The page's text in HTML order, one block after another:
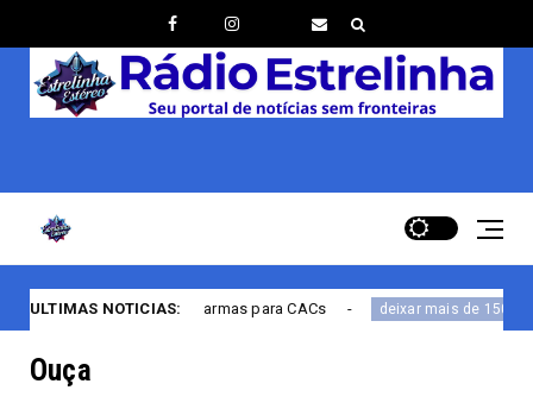
ULTIMAS NOTICIAS:
de armas para CACs deixar mais de 150 mortos Médicos Sem
Ouça